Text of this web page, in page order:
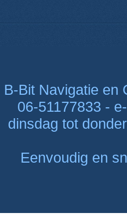
B-Bit Navigatie en
06-51177833 -
dinsdag tot
Eenvoudig en